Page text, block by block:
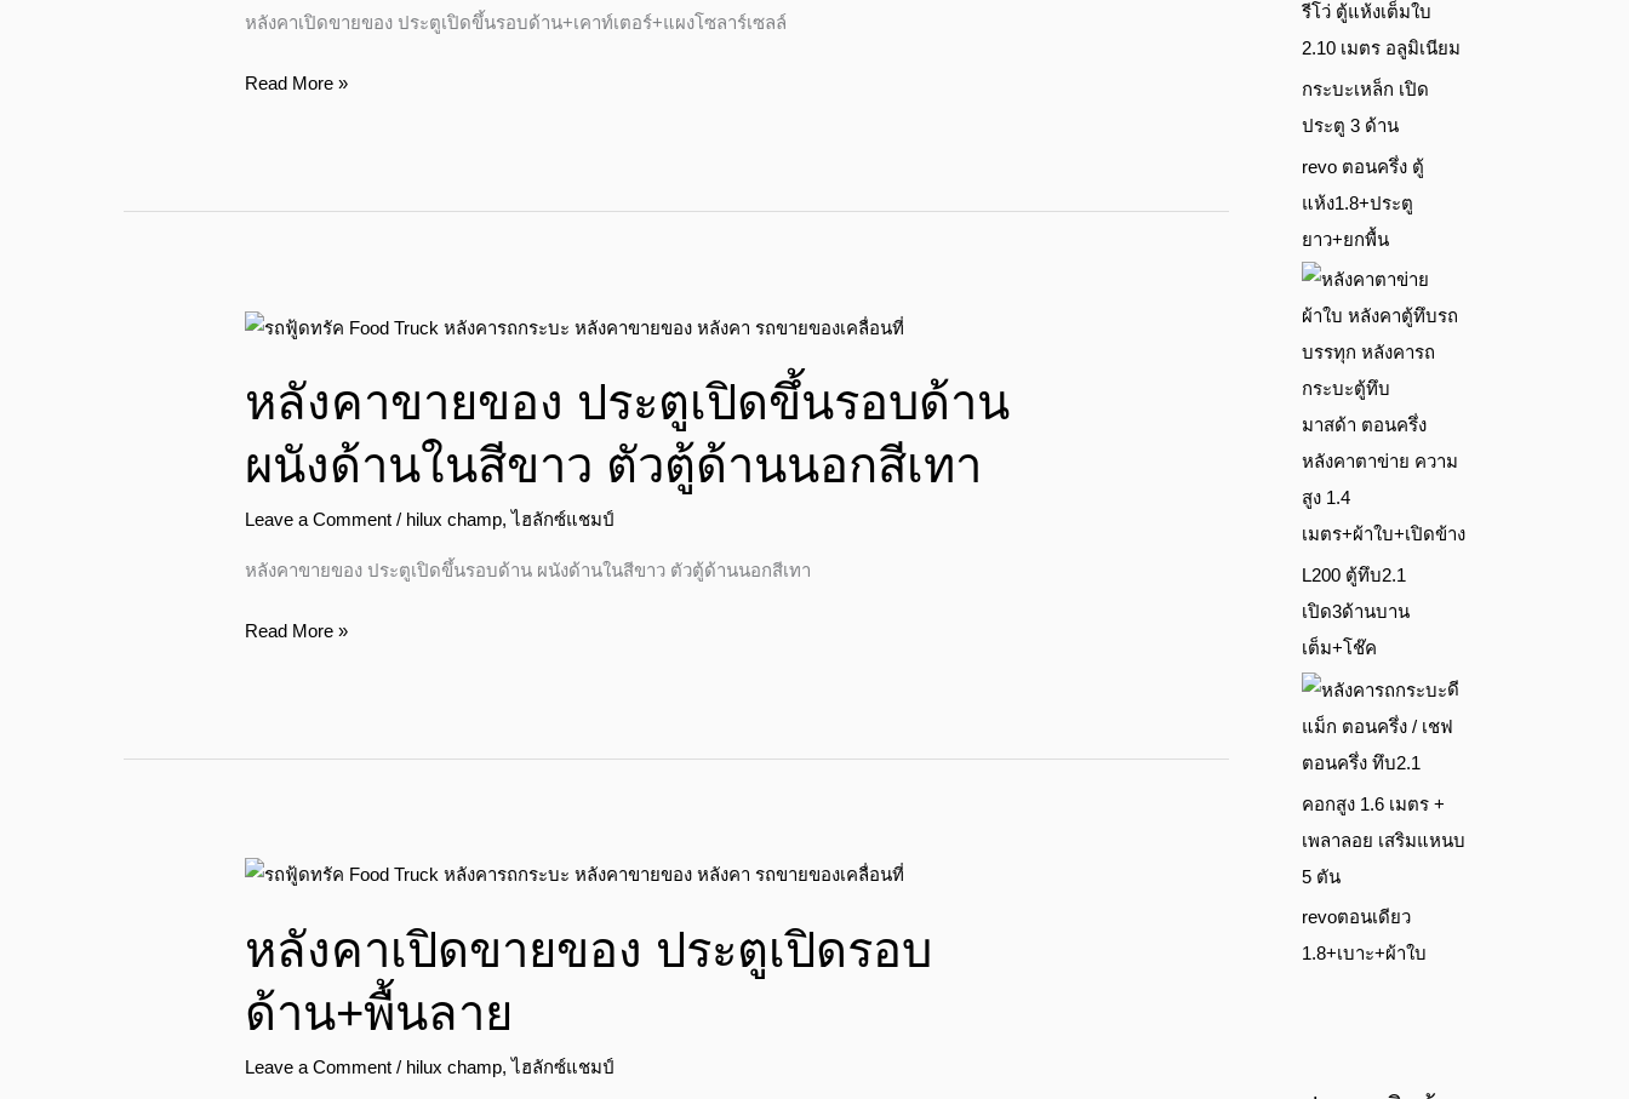
หลังคาเปิดขายของ ประตูเปิดขึ้นรอบด้าน+เคาท์เตอร์+แผงโซลาร์เซลล์
ท์
Read More »
หลังคาขายของ ประตูเปิดขึ้นรอบด้าน
ผนังด้านในสีขาว ตัวตู้ด้านนอกสีเทา
Leave a Comment / hilux champ,ไฮลักซ์แชมป์
หลังคาขายของ ประตูเปิดขึ้นรอบด้าน ผนังด้านในสีขาว ตัวตู้ด้านนอกสีเทา
หลังคา
ของ
ประตู
เปิด
ขึ้น
รอบ
สี
Read More »
หลังคาเปิดขายของ ประตูเปิดรอบ
ด้าน+พื้นลาย
Leave a Comment / hilux champ,ไฮลักซ์แชมป์
หลังคา
ขาย
ของ
ประตู
เปิด
รอบ
รีโว่ ตู้แห้งเต็มใบ
2.10 เมตร อลูมิเนียม
กระบะเหล็ก เปิด
ประตู 3 ด้าน
revo ตอนครึ่ง ตู้
แห้ง1.8+ประตู
ยาว+ยกพื้น
มาสด้า ตอนครึ่ง
หลังคาตาข่าย ความ
สูง 1.4
เมตร+ผ้าใบ+เปิดข้าง
L200 ตู้ทึบ2.1
เปิด3ด้านบาน
เต็ม+โช๊ค
ดี
แม็ก ตอนครึ่ง / เชฟ
ตอนครึ่ง ทึบ2.1
คอกสูง 1.6 เมตร +
เพลาลอย เสริมแหนบ
5 ตัน
revoตอนเดียว
1.8+เบาะ+ผ้าใบ